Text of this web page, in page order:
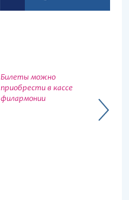
Билеты можно
приобрести в кассе
филармонии